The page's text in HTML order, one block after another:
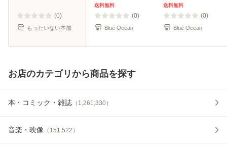
(0)
もったいない本舗
送料無料
(0)
Blue Ocean
送料無料
(0)
Blue Ocean
お店のカテゴリから商品を探す
本・コミック・雑誌 （ 1,261,330）
音楽・映像 （ 151,522 ）